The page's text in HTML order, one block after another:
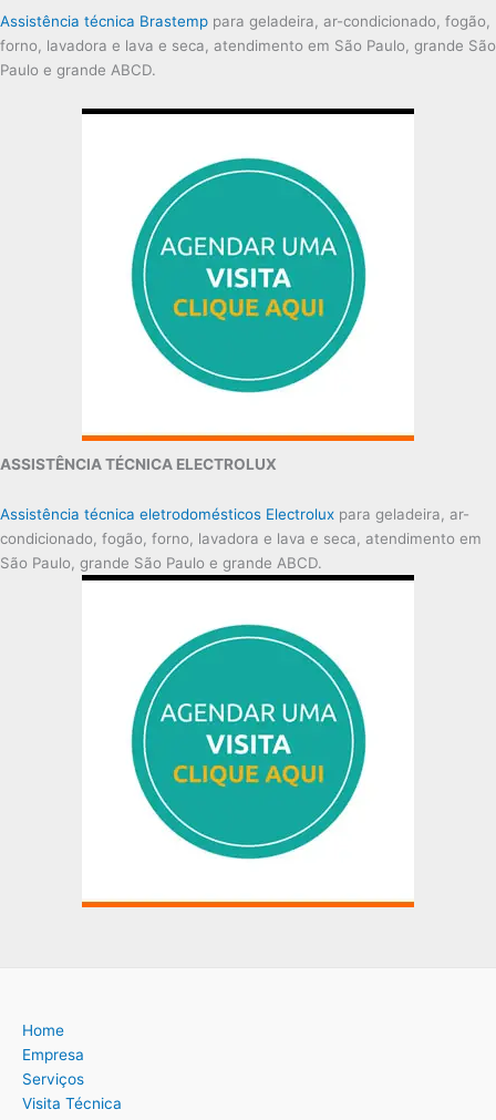
Assistência técnica Brastemp para geladeira, ar-condicionado, fogão,
forno, lavadora e lava e seca, atendimento em São Paulo, grande São
Paulo e grande ABCD.
ASSISTÊNCIA TÉCNICA ELECTROLUX
Assistência técnica eletrodomésticos Electrolux para geladeira, ar-
condicionado, fogão, forno, lavadora e lava e seca, atendimento em
São Paulo, grande São Paulo e grande ABCD.
Home
Empresa
Serviços
Visita Técnica